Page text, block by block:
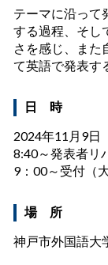
テーマに沿って
する過程、そし
さを感じ、また
て英語で発表す
日 時
2024年11月9日
8:40～発表者リ
9：00～受付（
場 所
神戸市外国語大